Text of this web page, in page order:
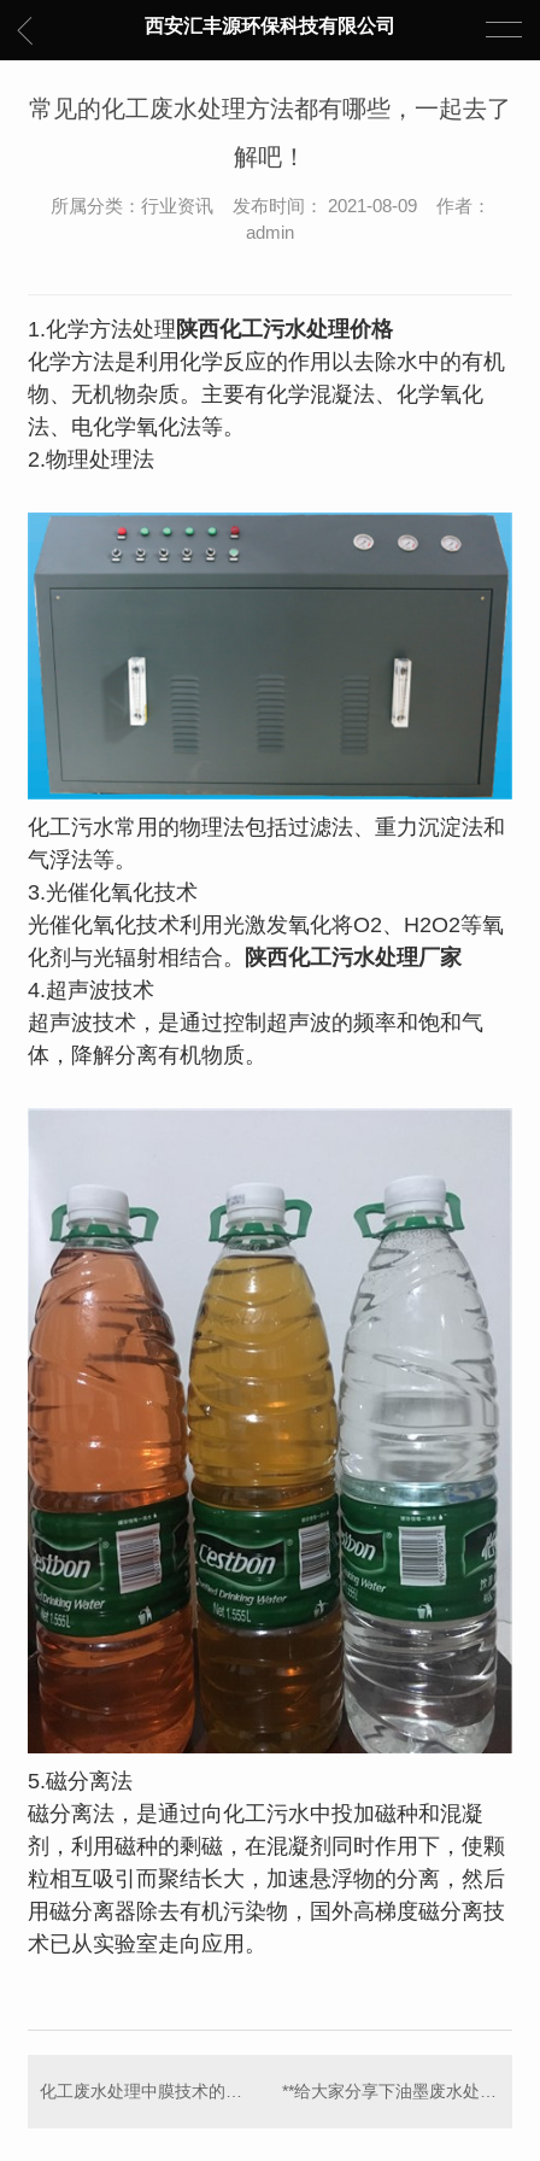
西安汇丰源环保科技有限公司
常见的化工废水处理方法都有哪些，一起去了
解吧！
所属分类：行业资讯 发布时间： 2021-08-09 作者：
admin
1.化学方法处理 陕西化工污水处理价格
化学方法是利用化学反应的作用以去除水中的有机
物、无机物杂质。主要有化学混凝法、化学氧化
法、电化学氧化法等。
2.物理处理法
化工污水常用的物理法包括过滤法、重力沉淀法和
气浮法等。
3.光催化氧化技术
光催化氧化技术利用光激发氧化将O2、H2O2等氧
化剂与光辐射相结合。
陕西化工污水处理厂家
4.超声波技术
超声波技术，是通过控制超声波的频率和饱和气
体，降解分离有机物质。
5.磁分离法
磁分离法，是通过向化工污水中投加磁种和混凝
剂，利用磁种的剩磁，在混凝剂同时作用下，使颗
粒相互吸引而聚结长大，加速悬浮物的分离，然后
用磁分离器除去有机污染物，国外高梯度磁分离技
术已从实验室走向应用。